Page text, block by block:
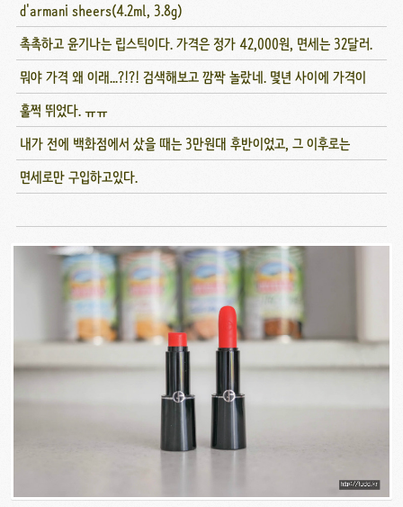
d'armani sheers(4.2ml, 3.8g)
촉촉하고 윤기나는 립스틱이다. 가격은 정가 42,000원, 면세는 32달러.
뭐야 가격 왜 이래...?!?! 검색해보고 깜짝 놀랐네. 몇년 사이에 가격이
훌쩍 뛰었다. ㅠㅠ
내가 전에 백화점에서 샀을 때는 3만원대 후반이었고, 그 이후로는
면세로만 구입하고있다.